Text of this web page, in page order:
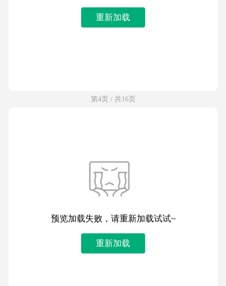
重新加载
第4页 / 共16页
预览加载失败，请重新加载试试~
重新加载